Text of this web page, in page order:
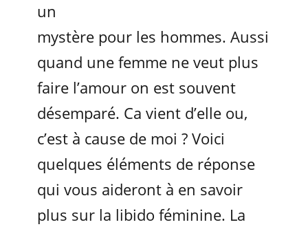
un
mystère pour les hommes. Aussi
quand une femme ne veut plus
faire l’amour on est souvent
désemparé. Ca vient d’elle ou,
c’est à cause de moi ? Voici
quelques éléments de réponse
qui vous aideront à en savoir
plus sur la libido féminine. La